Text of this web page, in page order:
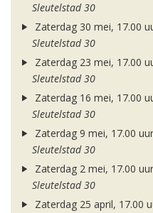
Sleutelstad 30
Zaterdag 30 mei, 17.00
Sleutelstad 30
Zaterdag 23 mei, 17.00
Sleutelstad 30
Zaterdag 16 mei, 17.00
Sleutelstad 30
Zaterdag 9 mei, 17.00 uur
Sleutelstad 30
Zaterdag 2 mei, 17.00 uur
Sleutelstad 30
Zaterdag 25 april, 17.00